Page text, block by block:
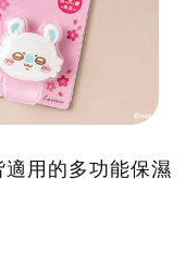
用的多功能保濕